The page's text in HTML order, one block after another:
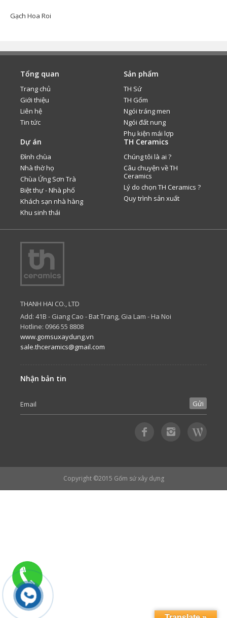
Gạch Hoa Roi
Tổng quan
Trang chủ
Giới thiệu
Liên hệ
Tin tức
Sản phẩm
TH Sứ
TH Gốm
Ngói tráng men
Ngói đất nung
Phụ kiện mái lợp
Dự án
Đình chùa
Nhà thờ họ
Chùa Ứng Sơn Trà
Biệt thự - Nhà phố
Khách sạn nhà hàng
Khu sinh thái
TH Ceramics
Chúng tôi là ai ?
Câu chuyện về TH
Ceramics
Lý do chọn TH Ceramics ?
Quy trình sản xuất
THANH HAI CO., LTD
Add: 41B - Giang Cao - Bat Trang, Gia Lam - Ha Noi
Hotline: 0966 55 8808
www.gomsuxaydung.vn
sale.thceramics@gmail.com
Nhận bản tin
Copyright ©2015 Gốm sứ xây dựng